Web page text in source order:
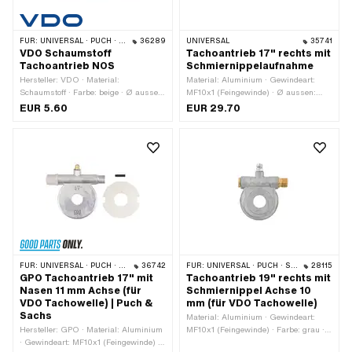
FÜR: UNIVERSAL · PUCH · SACHS · ZÜNDAPP BELMONDO 36289
VDO Schaumstoff
Tachoantrieb NOS
Hersteller: VDO · Material:
Schaumstoff · Farbe: beige · Ø aussen:
36 mm · Ø Befestigungsloch: 15 mm
EUR 5.60
UNIVERSAL 35741
Tachoantrieb 17" rechts mit
Schmiernippelaufnahme
Material: Aluminium · Gewindeart:
MF10x1 (Feingewinde) · Ø aussen:
42.5 mm · 4-Kant Tachowelle: 2.6 mm
EUR 29.70
FÜR: UNIVERSAL · PUCH · SACHS 36742
GPO Tachoantrieb 17" mit
Nasen 11 mm Achse (für
VDO Tachowelle) | Puch &
Sachs
Hersteller: GPO · Material: Aluminium
· Gewindeart: MF10x1 (Feingewinde) ·
FÜR: UNIVERSAL · PUCH · SACHS 28115
Tachoantrieb 19" rechts mit
Schmiernippel Achse 10
mm (für VDO Tachowelle)
Material: Aluminium · Gewindeart:
MF10x1 (Feingewinde) · Farbe: grau ·